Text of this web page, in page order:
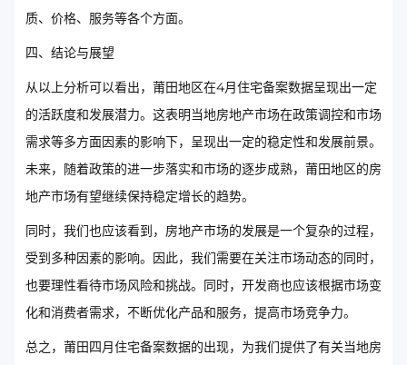
质、价格、服务等各个方面。
四、结论与展望
从以上分析可以看出，莆田地区在4月住宅备案数据呈现出一定
的活跃度和发展潜力。这表明当地房地产市场在政策调控和市场
需求等多方面因素的影响下，呈现出一定的稳定性和发展前景。
未来，随着政策的进一步落实和市场的逐步成熟，莆田地区的房
地产市场有望继续保持稳定增长的趋势。
同时，我们也应该看到，房地产市场的发展是一个复杂的过程，
受到多种因素的影响。因此，我们需要在关注市场动态的同时，
也要理性看待市场风险和挑战。同时，开发商也应该根据市场变
化和消费者需求，不断优化产品和服务，提高市场竞争力。
总之，莆田四月住宅备案数据的出现，为我们提供了有关当地房